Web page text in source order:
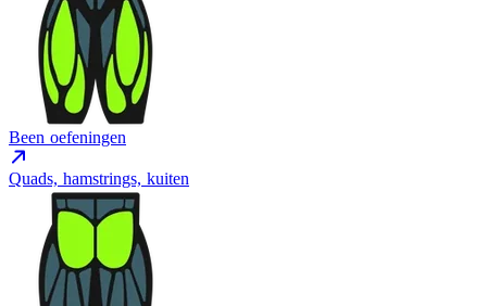
Been oefeningen
Quads, hamstrings, kuiten